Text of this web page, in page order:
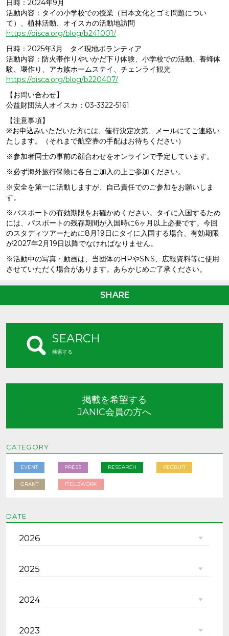
日時：2024年9月
活動内容：タイの小学校での授業（日本文化とゴミ問題につい
て）、植林活動、オイスカの活動地訪問
https://oisca.org/blog/b241001/
日時：2025年3月 タイ現地ボランティア
活動内容：防火帯作りやいかだ下り体験、小学校での活動、養蜂体
験、堰作り、アカ族ホームステイ、チェンライ観光
https://oisca.org/blog/b220407/
【お問い合わせ】
公益財団法人オイスカ：03-3322-5161
【注意事項】
※お申込みいただいた方には、催行決定次第、メールにてご連絡い
たします。（それまで航空券の手配はお待ちください）
※参加者同士の事前の顔合わせをオンラインで予定しています。
※必ず海外旅行保険に各自ご加入の上ご参加ください。
※安全を第一に活動しますが、自己責任でのご参加をお願いしま
す。
※パスポートの有効期限をお確かめください。タイに入国するため
には、パスポートの残存期間が入国時に6ヶ月以上必要です。今回
のスタディツアーために8月19日にタイに入国する場合、有効期限
が2027年2月19日以降でなければなりません。
※活動中の写真・動画は、当団体のHPやSNS、広報資料等に使用
させていただく場合があります。あらかじめご了承ください。
SHARE
SEARCH
検索する
掲載を希望する
JANIC会員の方へ
CATEGORY
EVENT PRESS RESEARCH RECRUIT
GRANT FIELDWORK
DATE
2026
2025
2024
2023